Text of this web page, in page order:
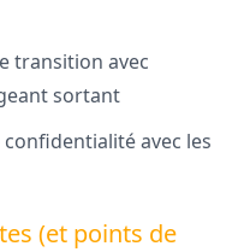
transition avec
sortant
avec les
(et points de